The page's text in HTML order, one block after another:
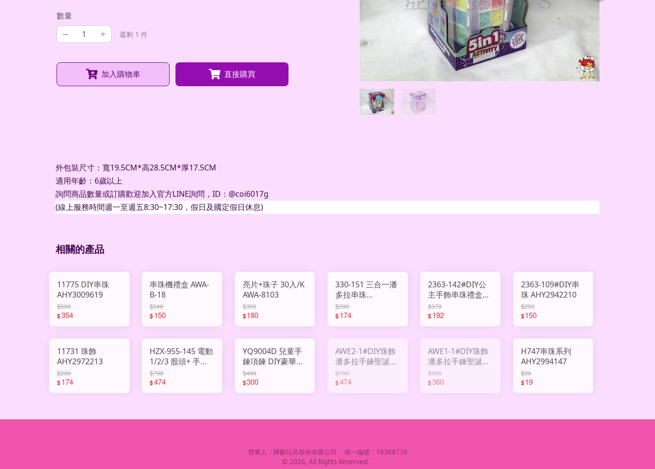
數量
– + 還剩 1 件
加入購物車 直接購買
外包裝尺寸：寬19.5CM*高28.5CM*厚17.5CM
適用年齡：6歲以上
詢問商品數量或訂購歡迎加入官方LINE詢問， ID ： @coi6017g
(線上服務時間週一至週五8:30~17:30 ，假日及國定假日休息)
相關的產品
11775 DIY串珠
AHY3009619
$599
$354
串珠機禮盒 AWA-
B-18
$249
$150
亮片+珠子 30入/K
AWA-8103
$300
$180
330-151 三合一潘
多拉串珠
AHY3009777
$299
$174
2363-142#DIY公
主手飾串珠禮盒
AHY3003076
$379
$192
2363-109#DIY串
珠 AHY2942210
$250
$150
11731 珠飾
AHY2972213
$299
$174
HZX-955-145 電動
1/2/3 股頭+ 手動
串珠器
AHY2996875
$799
$474
YQ9004D 兒童手
鍊項鍊 DIY豪華版
AHY2994626
$499
$300
AWE2-1#DIY珠飾
潘多拉手鍊聖誕版
AHY2993178
$799
$474
AWE1-1#DIY珠飾
潘多拉手鍊聖誕版
AHY2993177
$599
$360
H747串珠系列
AHY2994147
$39
$19
營業人： 樺麒玩具股份有限公司 統一編號： 16368776
© 2026, All Rights Reserved.